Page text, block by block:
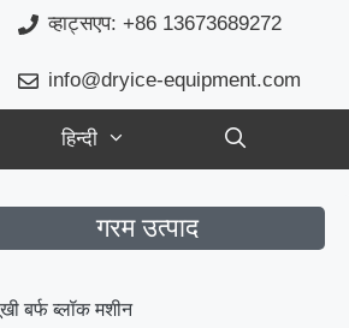
व्हाट्सएप: +86 13673689272
info@dryice-equipment.com
हिन्दी
गरम उत्पाद
बर्फ ब्लॉक मशीन